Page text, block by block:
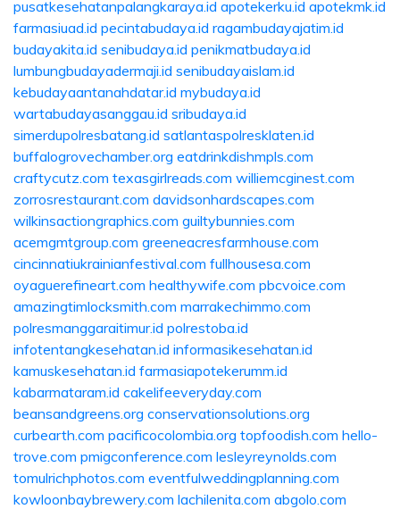
pusatkesehatanpalangkaraya.id apotekerku.id apotekmk.id
farmasiuad.id pecintabudaya.id ragambudayajatim.id
budayakita.id senibudaya.id penikmatbudaya.id
lumbungbudayadermaji.id senibudayaislam.id
kebudayaantanahdatar.id mybudaya.id
wartabudayasanggau.id sribudaya.id
simerdupolresbatang.id satlantaspolresklaten.id
buffalogrovechamber.org eatdrinkdishmpls.com
craftycutz.com texasgirlreads.com williemcginest.com
zorrosrestaurant.com davidsonhardscapes.com
wilkinsactiongraphics.com guiltybunnies.com
acemgmtgroup.com greeneacresfarmhouse.com
cincinnatiukrainianfestival.com fullhousesa.com
oyaguerefineart.com healthywife.com pbcvoice.com
amazingtimlocksmith.com marrakechimmo.com
polresmanggaraitimur.id polrestoba.id
infotentangkesehatan.id informasikesehatan.id
kamuskesehatan.id farmasiapotekerumm.id
kabarmataram.id cakelifeeveryday.com
beansandgreens.org conservationsolutions.org
curbearth.com pacificocolombia.org topfoodish.com hello-
trove.com pmigconference.com lesleyreynolds.com
tomulrichphotos.com eventfulweddingplanning.com
kowloonbaybrewery.com lachilenita.com abgolo.com